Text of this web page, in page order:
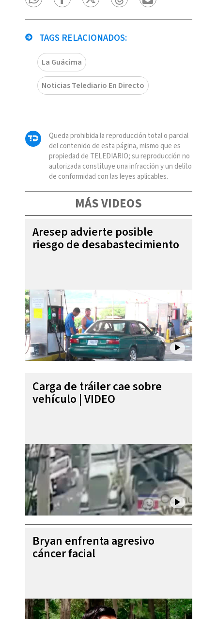
TAGS RELACIONADOS:
La Guácima
Noticias Telediario En Directo
Queda prohibida la reproducción total o parcial
del contenido de esta página, mismo que es
propiedad de TELEDIARIO; su reproducción no
autorizada constituye una infracción y un delito
de conformidad con las leyes aplicables.
MÁS VIDEOS
Aresep advierte posible
riesgo de desabastecimiento
Carga de tráiler cae sobre
vehículo | VIDEO
Bryan enfrenta agresivo
cáncer facial